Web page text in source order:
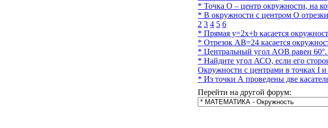
* Точка O – центр окружности, на
* В окружности с центром O
2 3 4 5 6
* Прямая y=2x+b касается
* Отрезок AB=24 касается
* Центральный угол AOB равен
* Найдите угол АСО, если его
Окружности с центрами в точках I
* Из точки А проведены две
Перейти на другой форум: